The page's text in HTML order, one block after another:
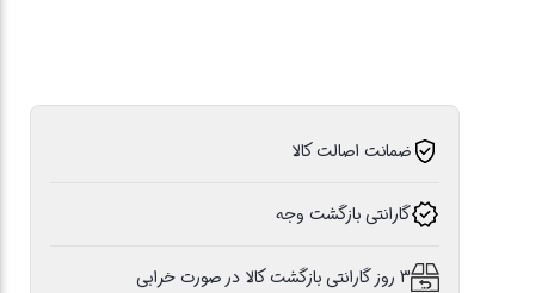
ضمانت اصالت کالا
گارانتی بازگشت وجه
3 روز گارانتی بازگشت کالا در صورت خرابی